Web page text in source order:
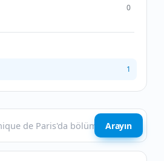
0
1
Arayın